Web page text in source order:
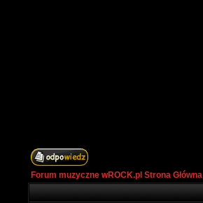
Forum muzyczne wROCK.pl Strona Główna